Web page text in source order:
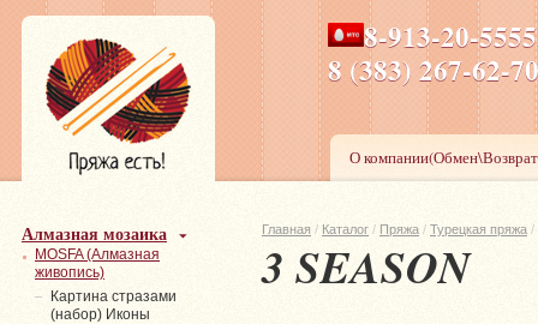
8-913-20-
8 (383) 267-
ПН-ПТ 8-17,СБ-ВС 9-
О
Главная / Каталог / Пряжа / Турецкая пряжа /
3 SEASON
Алмазная мозаика
MOSFA (Алмазная
живопись)
Картина стразами
(набор) Иконы